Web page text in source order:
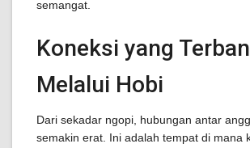
semangat.
Koneksi yang
Melalui Hobi
Dari sekadar ngopi, hubungan antar
semakin erat. Ini adalah tempat di mana